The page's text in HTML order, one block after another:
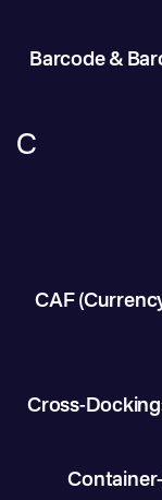
Barcode &
C
CAF
Cross-